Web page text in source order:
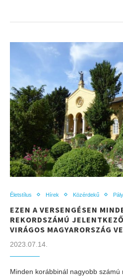
Életstílus Hírek Közérdekű
EZEN A VERSENGÉSEN
REKORDSZÁMÚ
VIRÁGOS MAGYARORSZÁG
2023.07.14.
Minden korábbinál nagyobb számú